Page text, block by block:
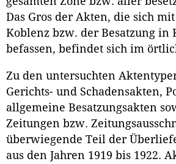
Das Gros der Akten, die sich
Koblenz bzw. der Besatzung in
befassen, befindet sich im
Zu den untersuchten
Gerichts- und Schadensakten,
allgemeine Besatzungsakten
Zeitungen bzw.
überwiegende Teil der
aus den Jahren 1919 bis 1922.